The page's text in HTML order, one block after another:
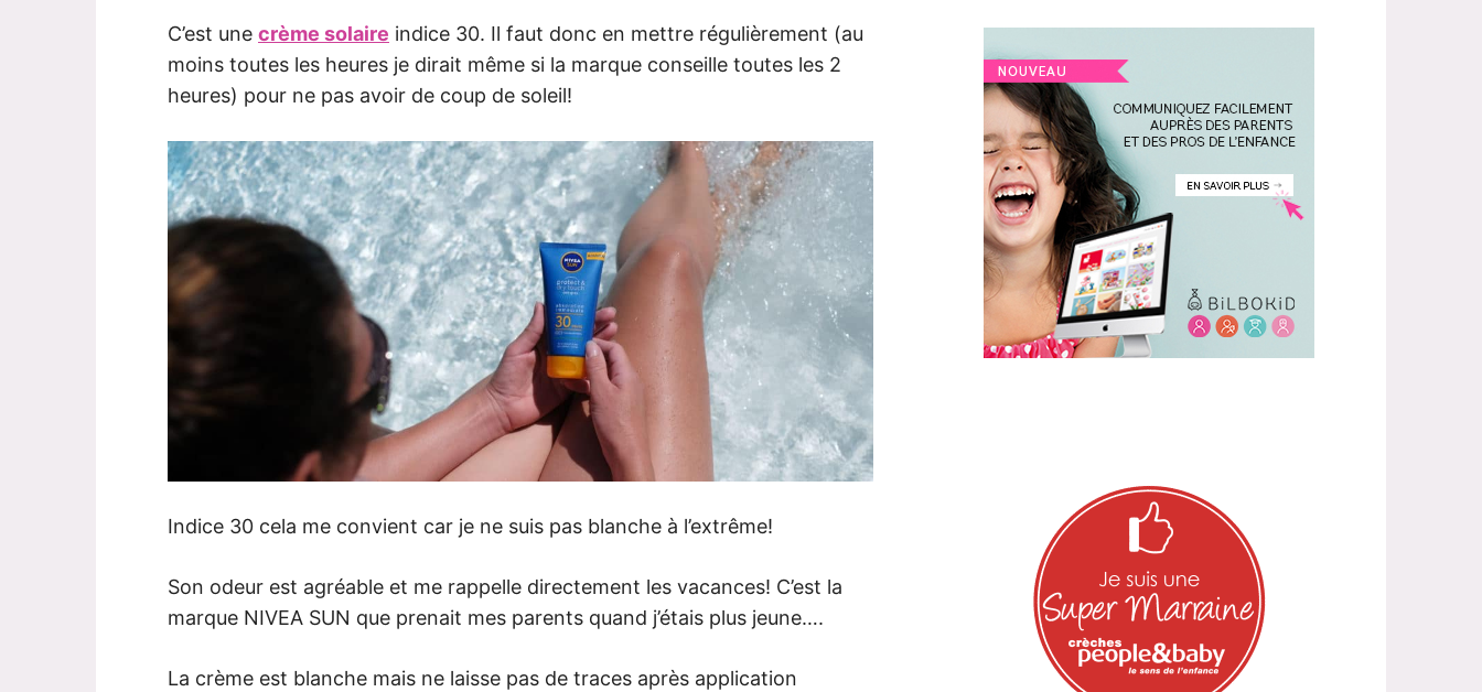
C’est une crème solaire indice 30. Il faut donc en mettre régulièrement (au
moins toutes les heures je dirait même si la marque conseille toutes les 2
heures) pour ne pas avoir de coup de soleil!
Indice 30 cela me convient car je ne suis pas blanche à l’extrême!
Son odeur est agréable et me rappelle directement les vacances! C’est la
marque NIVEA SUN que prenait mes parents quand j’étais plus jeune….
La crème est blanche mais ne laisse pas de traces après application